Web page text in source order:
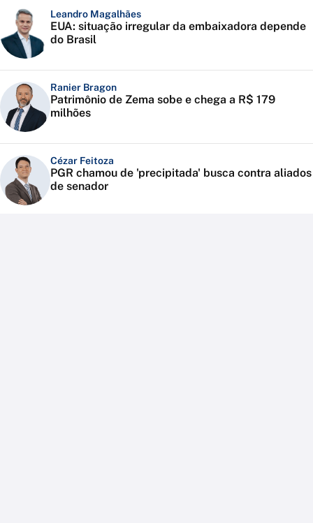
Leandro Magalhães
EUA: situação irregular da embaixadora depende
do Brasil
Ranier Bragon
Patrimônio de Zema sobe e chega a R$ 179
milhões
Cézar Feitoza
PGR chamou de 'precipitada' busca contra aliados
de senador